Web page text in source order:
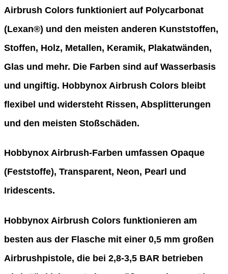
Airbrush Colors funktioniert auf Polycarbonat
(Lexan®) und den meisten anderen Kunststoffen,
Stoffen, Holz, Metallen, Keramik, Plakatwänden,
Glas und mehr. Die Farben sind auf Wasserbasis
und ungiftig. Hobbynox Airbrush Colors bleibt
flexibel und widersteht Rissen, Absplitterungen
und den meisten Stoßschäden.
Hobbynox Airbrush-Farben umfassen Opaque
(Feststoffe), Transparent, Neon, Pearl und
Iridescents.
Hobbynox Airbrush Colors funktionieren am
besten aus der Flasche mit einer 0,5 mm großen
Airbrushpistole, die bei 2,8-3,5 BAR betrieben